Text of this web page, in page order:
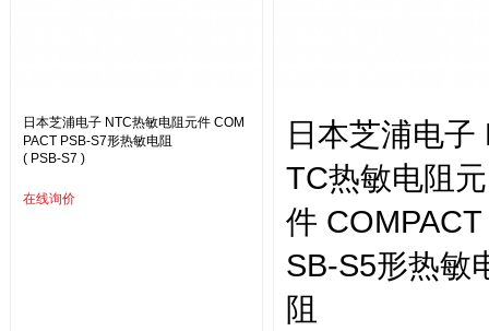
日本芝浦电子 NTC热敏电阻元件 COM
PACT PSB-S7形热敏电阻
( PSB-S7 )
在线询价
日本芝浦电子
TC热敏电阻元
件 COMPACT
SB-S5形热敏
阻